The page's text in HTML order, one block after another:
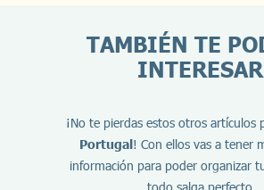
TAMBIÉN TE
INTERESAR
¡No te pierdas estos otros artículos
Portugal! Con ellos vas a tener
información para poder organizar
todo salga perfecto